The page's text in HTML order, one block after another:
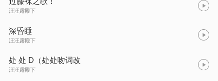
汪汪露殿下
深昏睡
汪汪露殿下
处 处 D（处处吻词改
汪汪露殿下